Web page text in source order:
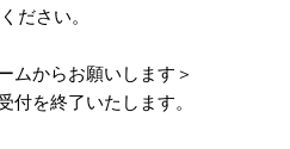
ださい。
ムからお願いします ＞
を終了いたします。